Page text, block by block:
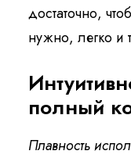
достаточно,
нужно, легко и
полный
Плавность